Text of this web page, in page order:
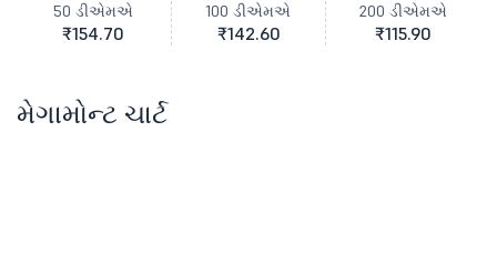
50 ડીએમએ
₹154.70
100 ડીએમએ
₹142.60
200 ડીએમએ
₹115.90
મેગામોન્ટ ચાર્ટ